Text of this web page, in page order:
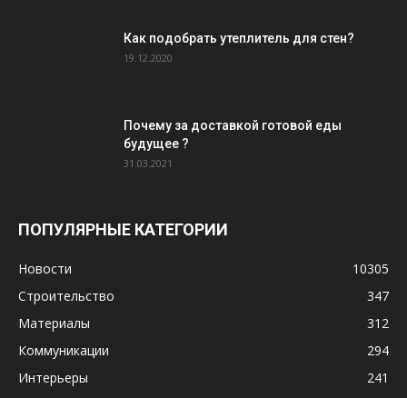
Как подобрать утеплитель для стен?
19.12.2020
Почему за доставкой готовой еды
будущее ?
31.03.2021
ПОПУЛЯРНЫЕ КАТЕГОРИИ
Новости
10305
Строительство
347
Материалы
312
Коммуникации
294
Интерьеры
241